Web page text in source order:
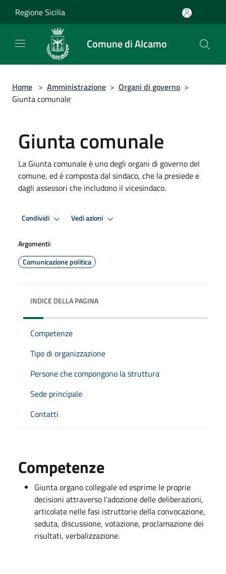
Regione Sicilia
Comune di Alcamo
Home > Amministrazione > Organi di governo >
Giunta comunale
Giunta comunale
La Giunta comunale è uno degli organi di governo del
comune, ed è composta dal sindaco, che la presiede e
dagli assessori che includono il vicesindaco.
Condividi Vedi azioni
Argomenti:
Comunicazione politica
INDICE DELLA PAGINA
Competenze
Tipo di organizzazione
Persone che compongono la struttura
Sede principale
Contatti
Competenze
Giunta organo collegiale ed esprime le proprie
decisioni attraverso l’adozione delle deliberazioni,
articolate nelle fasi istruttorie della convocazione,
seduta, discussione, votazione, proclamazione dei
risultati, verbalizzazione.